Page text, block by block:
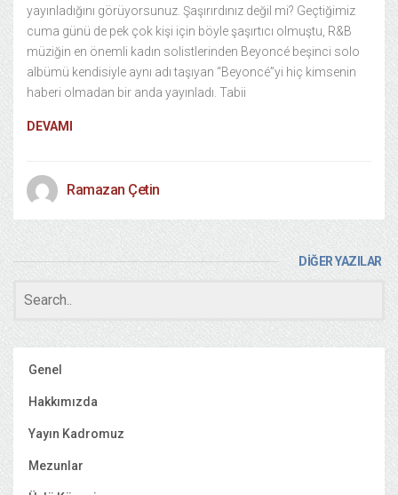
yayınladığını görüyorsunuz. Şaşırırdınız değil mi? Geçtiğimiz
cuma günü de pek çok kişi için böyle şaşırtıcı olmuştu, R&B
müziğin en önemli kadın solistlerinden Beyoncé beşinci solo
albümü kendisiyle aynı adı taşıyan “Beyoncé”yi hiç kimsenin
haberi olmadan bir anda yayınladı. Tabii
DEVAMI
Ramazan Çetin
DİĞER YAZILAR
Genel
Hakkımızda
Yayın Kadromuz
Mezunlar